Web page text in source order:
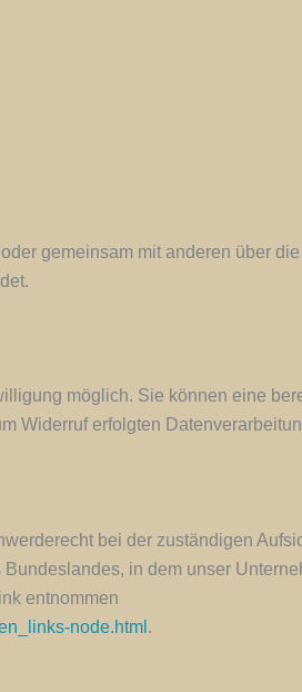
gemeinsam mit anderen über
möglich. Sie können eine
Widerruf erfolgten
bei der zuständigen
in dem unser
entnommen
node.html .